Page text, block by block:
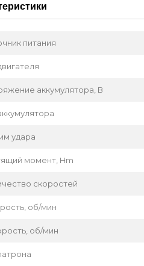
питания
аккумулятора, В
удара
момент, Hm
скоростей
об/мин
об/мин